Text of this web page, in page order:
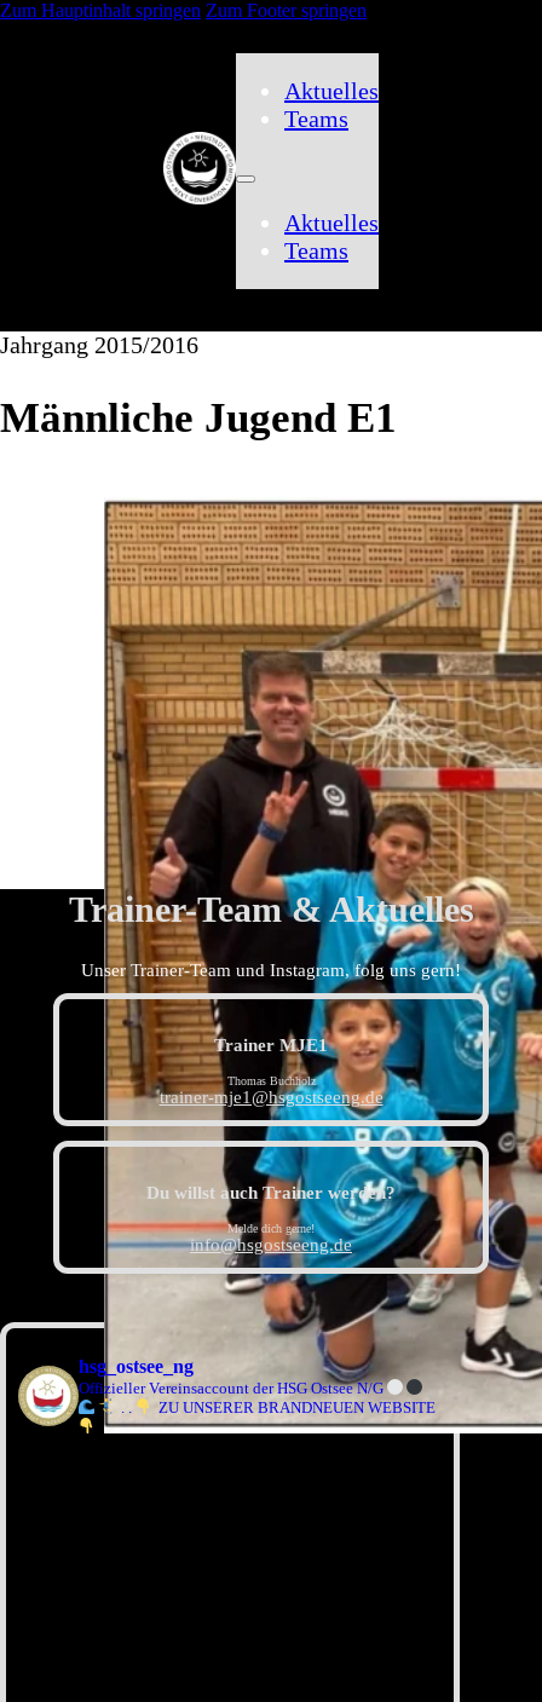
Zum Hauptinhalt springen Zum Footer springen
Aktuelles
Teams
Aktuelles
Teams
Jahrgang 2015/2016
Männliche Jugend E1
Trainer-Team & Aktuelles
Unser Trainer-Team und Instagram, folg uns gern!
Trainer MJE1
Thomas Buchholz
trainer-mje1@hsgostseeng.de
Du willst auch Trainer werden?
Melde dich gerne!
info@hsgostseeng.de
hsg_ostsee_ng
Offizieller Vereinsaccount der HSG Ostsee N/G
. . ZU UNSERER BRANDNEUEN WEBSITE